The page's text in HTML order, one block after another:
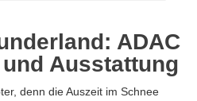
ADAC
Ausstattung
denn die Auszeit im Schnee